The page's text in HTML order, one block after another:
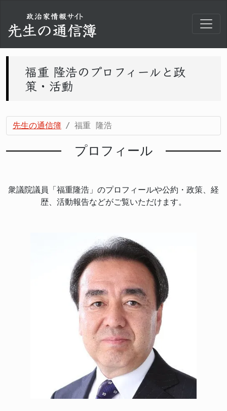
福重 隆浩のプロフィールと政
策・活動
先生の通信簿 福重 隆浩
プロフィール
衆議院議員「福重隆浩」のプロフィールや公約・政策、経
歴、活動報告などがご覧いただけます。